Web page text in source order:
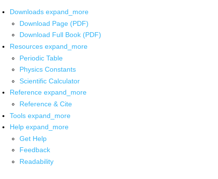
Downloads expand_more
Download Page (PDF)
Download Full Book (PDF)
Resources expand_more
Periodic Table
Physics Constants
Scientific Calculator
Reference expand_more
Reference & Cite
Tools expand_more
Help expand_more
Get Help
Feedback
Readability